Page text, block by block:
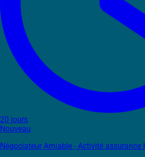
20 jours
Nouveau
Négociateur Amiable - Activité assurance